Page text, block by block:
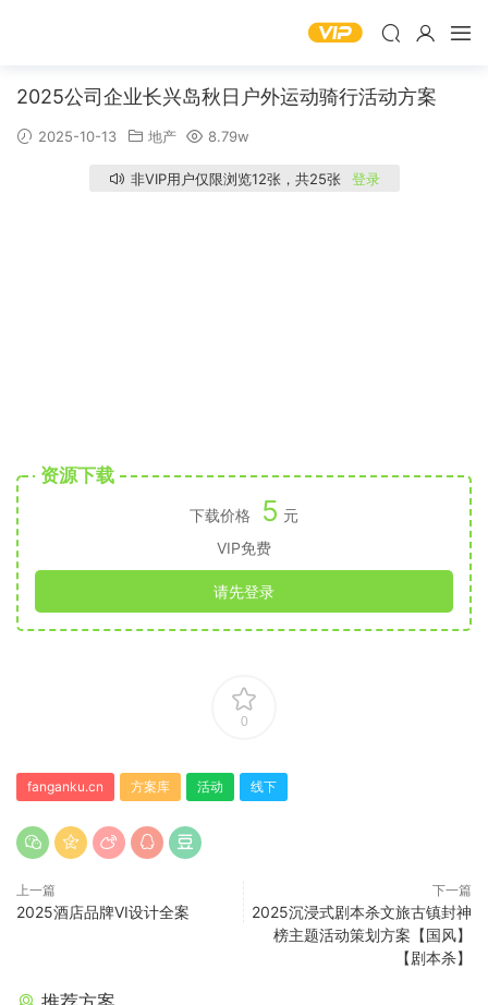
2025公司企业长兴岛秋日户外运动骑行活动方案
2025-10-13 地产 8.79w
非VIP用户仅限浏览12张，共25张 登录
资源下载
下载价格 5 元
VIP免费
请先登录
0
fanganku.cn 方案库 活动 线下
上一篇
2025酒店品牌VI设计全案
下一篇
2025沉浸式剧本杀文旅古镇封神
榜主题活动策划方案【国风】
【剧本杀】